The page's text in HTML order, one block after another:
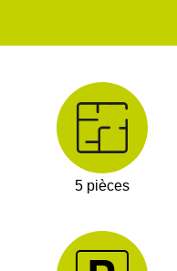
5 pièces